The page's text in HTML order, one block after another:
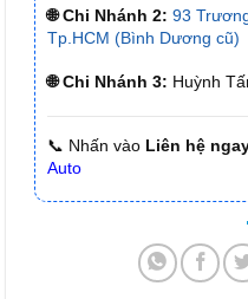
🌐 Chi Nhánh 2: 93
Tp.HCM (Bình Dương cũ)
🌐 Chi Nhánh 3: Huỳnh
📞 Nhấn vào Liên hệ
Auto